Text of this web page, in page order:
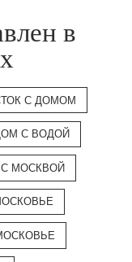
в
С ДОМОМ
С ВОДОЙ
МОСКВОЙ